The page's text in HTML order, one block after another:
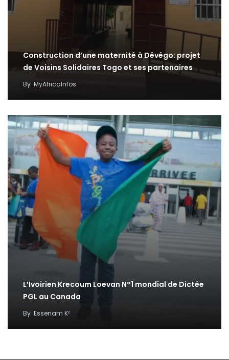
Construction d’une maternité à Dévégo: projet
de Voisins Solidaires Togo et ses partenaires
By MyAfricaInfos
L’Ivoirien Krecoum Loevan N°1 mondial de Dictée
PGL au Canada
By Essenam K²